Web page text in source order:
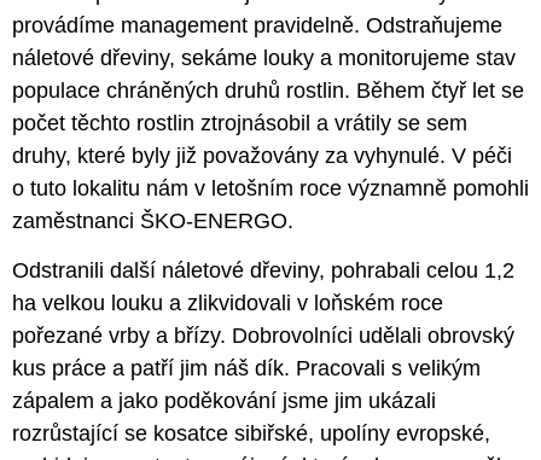
provádíme management pravidelně. Odstraňujeme
náletové dřeviny, sekáme louky a monitorujeme stav
populace chráněných druhů rostlin. Během čtyř let se
počet těchto rostlin ztrojnásobil a vrátily se sem
druhy, které byly již považovány za vyhynulé. V péči
o tuto lokalitu nám v letošním roce významně pomohli
zaměstnanci ŠKO-ENERGO.
Odstranili další náletové dřeviny, pohrabali celou 1,2
ha velkou louku a zlikvidovali v loňském roce
pořezané vrby a břízy. Dobrovolníci udělali obrovský
kus práce a patří jim náš dík. Pracovali s velikým
zápalem a jako poděkování jsme jim ukázali
rozrůstající se kosatce sibiřské, upolíny evropské,